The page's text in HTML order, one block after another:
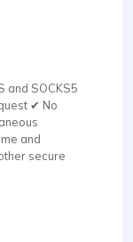
and SOCKS5
✔ No
and
secure